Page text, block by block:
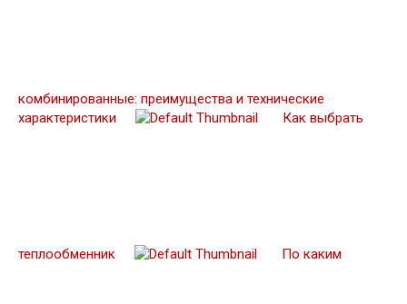
комбинированные: преимущества и технические
характеристики
Как выбрать
теплообменник По каким